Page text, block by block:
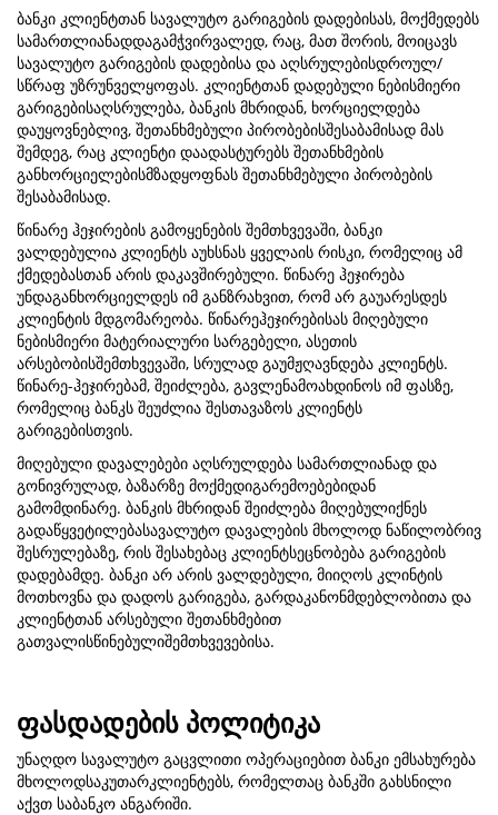
ბანკი კლიენტთან სავალუტო გარიგების დადებისას, მოქმედებს
სამართლიანადდაგამჭვირვალედ, რაც, მათ შორის, მოიცავს
სავალუტო გარიგების დადებისა და აღსრულებისდროულ/
სწრაფ უზრუნველყოფას. კლიენტთან დადებული ნებისმიერი
გარიგებისაღსრულება, ბანკის მხრიდან, ხორციელდება
დაუყოვნებლივ, შეთანხმებული პირობებისშესაბამისად მას
შემდეგ, რაც კლიენტი დაადასტურებს შეთანხმების
განხორციელებისმზადყოფნას შეთანხმებული პირობების
შესაბამისად.
წინარე ჰეჯირების გამოყენების შემთხვევაში, ბანკი
ვალდებულია კლიენტს აუხსნას ყველაის რისკი, რომელიც ამ
ქმედებასთან არის დაკავშირებული. წინარე ჰეჯირება
უნდაგანხორციელდეს იმ განზრახვით, რომ არ გაუარესდეს
კლიენტის მდგომარეობა. წინარეჰეჯირებისას მიღებული
ნებისმიერი მატერიალური სარგებელი, ასეთის
არსებობისშემთხვევაში, სრულად გაუმჟღავნდება კლიენტს.
წინარე-ჰეჯირებამ, შეიძლება, გავლენამოახდინოს იმ ფასზე,
რომელიც ბანკს შეუძლია შესთავაზოს კლიენტს
გარიგებისთვის.
მიღებული დავალებები აღსრულდება სამართლიანად და
გონივრულად, ბაზარზე მოქმედიგარემოებებიდან
გამომდინარე. ბანკის მხრიდან შეიძლება მიღებულიქნეს
გადაწყვეტილებასავალუტო დავალების მხოლოდ ნაწილობრივ
შესრულებაზე, რის შესახებაც კლიენტსეცნობება გარიგების
დადებამდე. ბანკი არ არის ვალდებული, მიიღოს კლინტის
მოთხოვნა და დადოს გარიგება, გარდაკანონმდებლობითა და
კლიენტთან არსებული შეთანხმებით
გათვალისწინებულიშემთხვევებისა.
ფასდადების პოლიტიკა
უნაღდო სავალუტო გაცვლითი ოპერაციებით ბანკი ემსახურება
მხოლოდსაკუთარკლიენტებს, რომელთაც ბანკში გახსნილი
აქვთ საბანკო ანგარიში.